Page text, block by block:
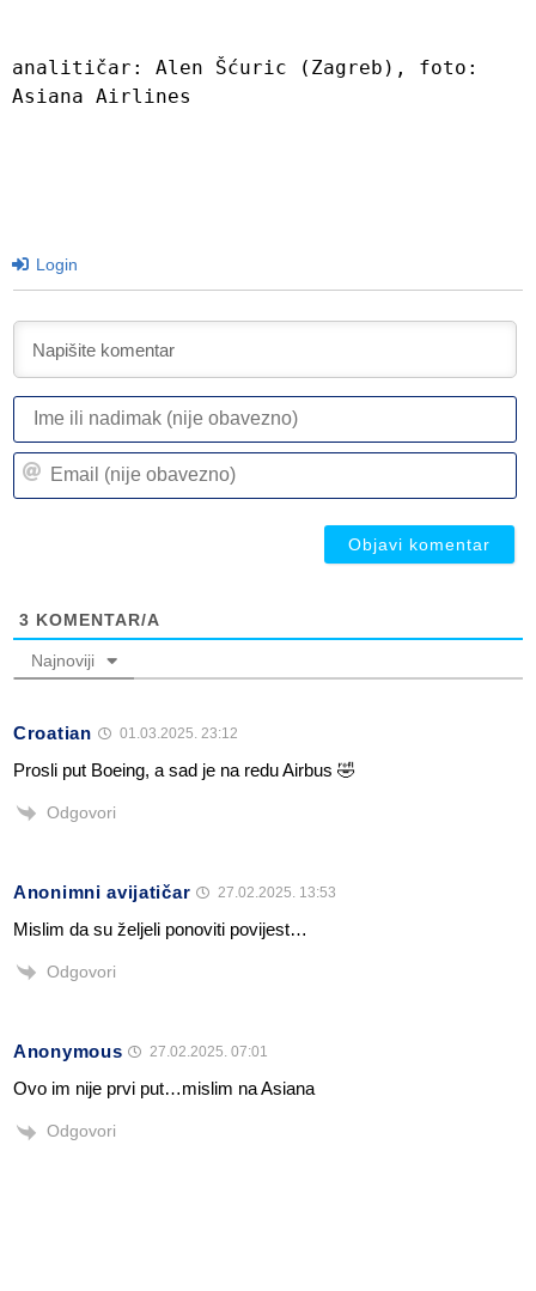
analitičar: Alen Šćuric (Zagreb), foto:
Asiana Airlines
Login
3 KOMENTAR/A
Najnoviji
Croatian 01.03.2025. 23:12
Prosli put Boeing, a sad je na redu Airbus 🤣
Odgovori
Anonimni avijatičar 27.02.2025. 13:53
Mislim da su željeli ponoviti povijest…
Odgovori
Anonymous 27.02.2025. 07:01
Ovo im nije prvi put…mislim na Asiana
Odgovori